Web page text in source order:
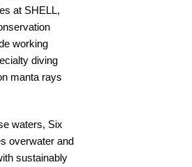
at SHELL,
working
diving
manta rays
waters, Six
overwater and
sustainably